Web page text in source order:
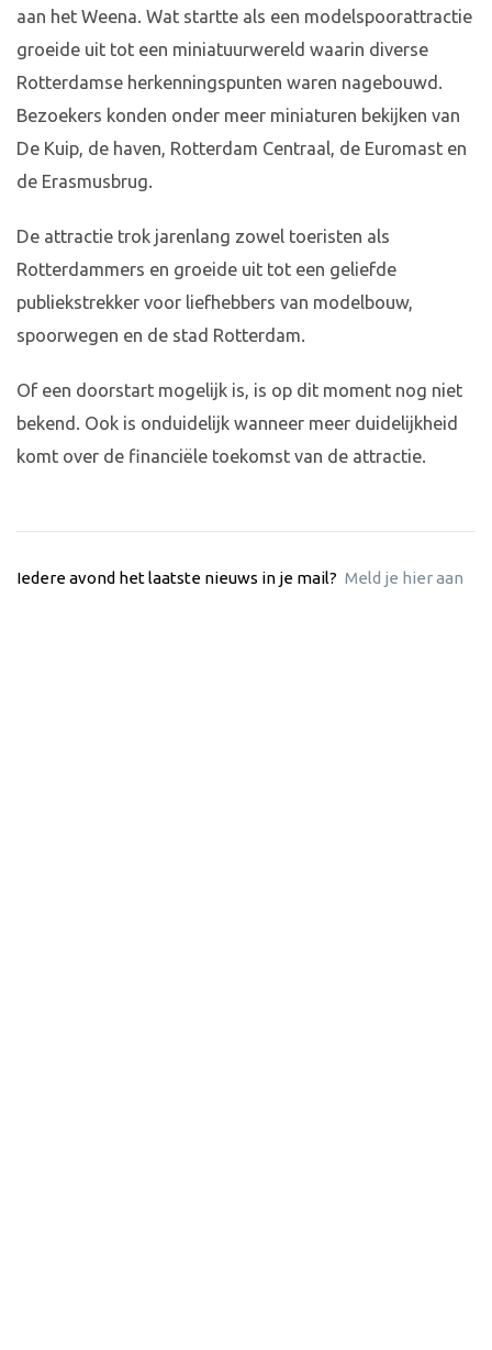
aan het Weena. Wat startte als een modelspoorattractie
groeide uit tot een miniatuurwereld waarin diverse
Rotterdamse herkenningspunten waren nagebouwd.
Bezoekers konden onder meer miniaturen bekijken van
De Kuip, de haven, Rotterdam Centraal, de Euromast en
de Erasmusbrug.
De attractie trok jarenlang zowel toeristen als
Rotterdammers en groeide uit tot een geliefde
publiekstrekker voor liefhebbers van modelbouw,
spoorwegen en de stad Rotterdam.
Of een doorstart mogelijk is, is op dit moment nog niet
bekend. Ook is onduidelijk wanneer meer duidelijkheid
komt over de financiële toekomst van de attractie.
Iedere avond het laatste nieuws in je mail? Meld je hier aan